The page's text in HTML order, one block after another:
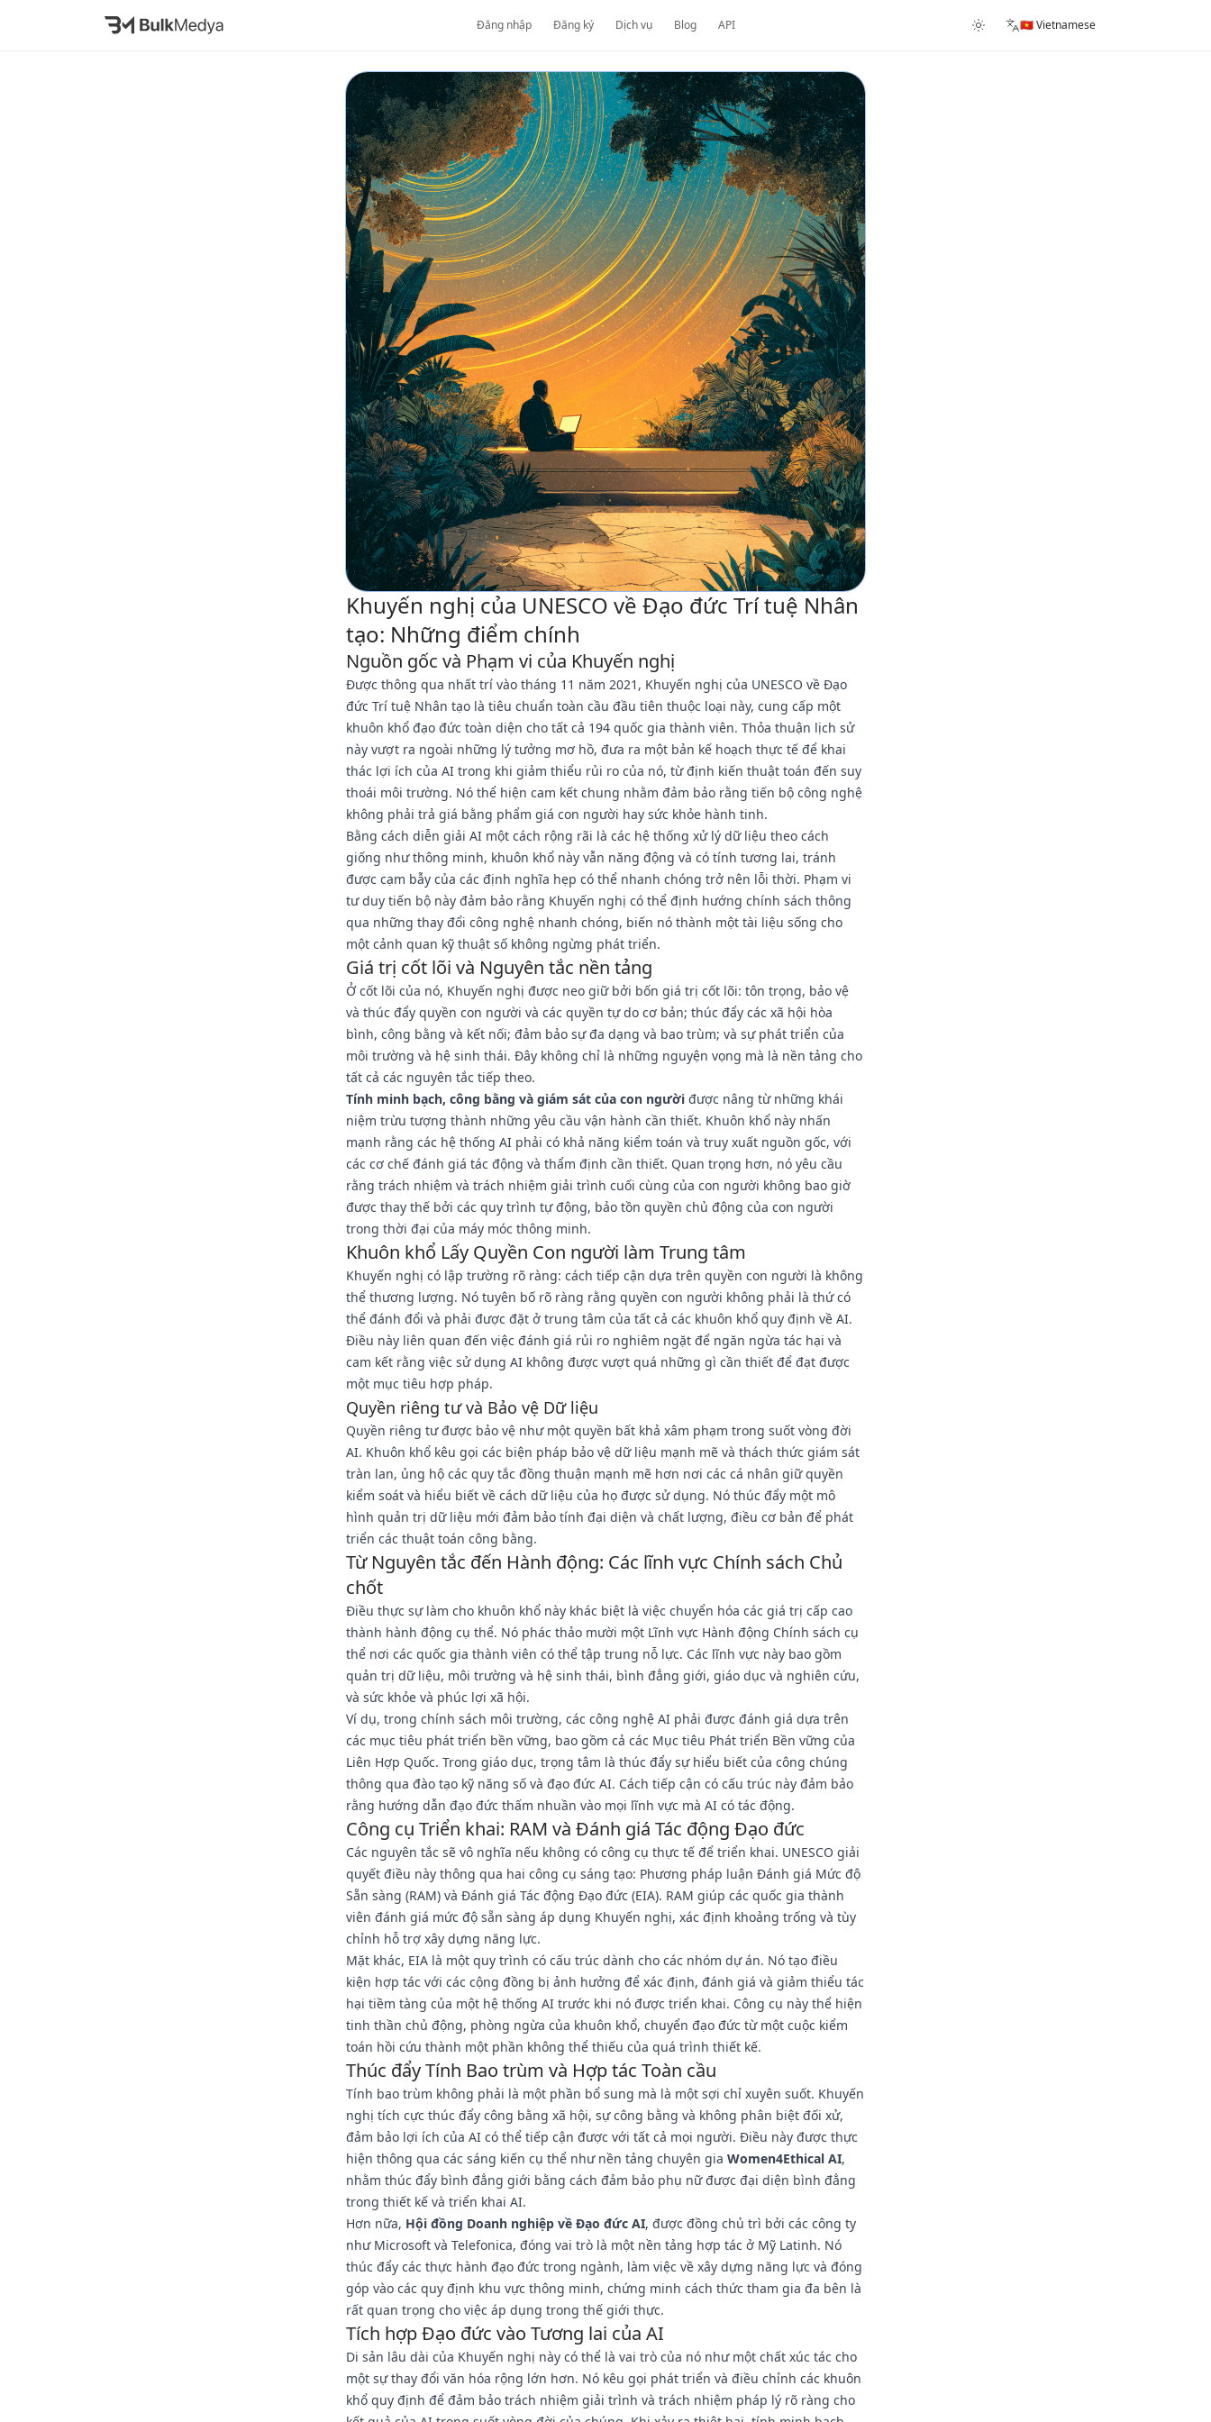
Đăng nhập Đăng ký Dịch vụ Blog API 🇻🇳 Vietnamese
Khuyến nghị của UNESCO về Đạo đức Trí tuệ Nhân
tạo: Những điểm chính
Nguồn gốc và Phạm vi của Khuyến nghị
Được thông qua nhất trí vào tháng 11 năm 2021, Khuyến nghị của UNESCO về Đạo
đức Trí tuệ Nhân tạo là tiêu chuẩn toàn cầu đầu tiên thuộc loại này, cung cấp một
khuôn khổ đạo đức toàn diện cho tất cả 194 quốc gia thành viên. Thỏa thuận lịch sử
này vượt ra ngoài những lý tưởng mơ hồ, đưa ra một bản kế hoạch thực tế để khai
thác lợi ích của AI trong khi giảm thiểu rủi ro của nó, từ định kiến thuật toán đến suy
thoái môi trường. Nó thể hiện cam kết chung nhằm đảm bảo rằng tiến bộ công nghệ
không phải trả giá bằng phẩm giá con người hay sức khỏe hành tinh.
Bằng cách diễn giải AI một cách rộng rãi là các hệ thống xử lý dữ liệu theo cách
giống như thông minh, khuôn khổ này vẫn năng động và có tính tương lai, tránh
được cạm bẫy của các định nghĩa hẹp có thể nhanh chóng trở nên lỗi thời. Phạm vi
tư duy tiến bộ này đảm bảo rằng Khuyến nghị có thể định hướng chính sách thông
qua những thay đổi công nghệ nhanh chóng, biến nó thành một tài liệu sống cho
một cảnh quan kỹ thuật số không ngừng phát triển.
Giá trị cốt lõi và Nguyên tắc nền tảng
Ở cốt lõi của nó, Khuyến nghị được neo giữ bởi bốn giá trị cốt lõi: tôn trọng, bảo vệ
và thúc đẩy quyền con người và các quyền tự do cơ bản; thúc đẩy các xã hội hòa
bình, công bằng và kết nối; đảm bảo sự đa dạng và bao trùm; và sự phát triển của
môi trường và hệ sinh thái. Đây không chỉ là những nguyện vọng mà là nền tảng cho
tất cả các nguyên tắc tiếp theo.
Tính minh bạch, công bằng và giám sát của con người được nâng từ những khái
niệm trừu tượng thành những yêu cầu vận hành cần thiết. Khuôn khổ này nhấn
mạnh rằng các hệ thống AI phải có khả năng kiểm toán và truy xuất nguồn gốc, với
các cơ chế đánh giá tác động và thẩm định cần thiết. Quan trọng hơn, nó yêu cầu
rằng trách nhiệm và trách nhiệm giải trình cuối cùng của con người không bao giờ
được thay thế bởi các quy trình tự động, bảo tồn quyền chủ động của con người
trong thời đại của máy móc thông minh.
Khuôn khổ Lấy Quyền Con người làm Trung tâm
Khuyến nghị có lập trường rõ ràng: cách tiếp cận dựa trên quyền con người là không
thể thương lượng. Nó tuyên bố rõ ràng rằng quyền con người không phải là thứ có
thể đánh đổi và phải được đặt ở trung tâm của tất cả các khuôn khổ quy định về AI.
Điều này liên quan đến việc đánh giá rủi ro nghiêm ngặt để ngăn ngừa tác hại và
cam kết rằng việc sử dụng AI không được vượt quá những gì cần thiết để đạt được
một mục tiêu hợp pháp.
Quyền riêng tư và Bảo vệ Dữ liệu
Quyền riêng tư được bảo vệ như một quyền bất khả xâm phạm trong suốt vòng đời
AI. Khuôn khổ kêu gọi các biện pháp bảo vệ dữ liệu mạnh mẽ và thách thức giám sát
tràn lan, ủng hộ các quy tắc đồng thuận mạnh mẽ hơn nơi các cá nhân giữ quyền
kiểm soát và hiểu biết về cách dữ liệu của họ được sử dụng. Nó thúc đẩy một mô
hình quản trị dữ liệu mới đảm bảo tính đại diện và chất lượng, điều cơ bản để phát
triển các thuật toán công bằng.
Từ Nguyên tắc đến Hành động: Các lĩnh vực Chính sách Chủ
chốt
Điều thực sự làm cho khuôn khổ này khác biệt là việc chuyển hóa các giá trị cấp cao
thành hành động cụ thể. Nó phác thảo mười một Lĩnh vực Hành động Chính sách cụ
thể nơi các quốc gia thành viên có thể tập trung nỗ lực. Các lĩnh vực này bao gồm
quản trị dữ liệu, môi trường và hệ sinh thái, bình đẳng giới, giáo dục và nghiên cứu,
và sức khỏe và phúc lợi xã hội.
Ví dụ, trong chính sách môi trường, các công nghệ AI phải được đánh giá dựa trên
các mục tiêu phát triển bền vững, bao gồm cả các Mục tiêu Phát triển Bền vững của
Liên Hợp Quốc. Trong giáo dục, trọng tâm là thúc đẩy sự hiểu biết của công chúng
thông qua đào tạo kỹ năng số và đạo đức AI. Cách tiếp cận có cấu trúc này đảm bảo
rằng hướng dẫn đạo đức thấm nhuần vào mọi lĩnh vực mà AI có tác động.
Công cụ Triển khai: RAM và Đánh giá Tác động Đạo đức
Các nguyên tắc sẽ vô nghĩa nếu không có công cụ thực tế để triển khai. UNESCO giải
quyết điều này thông qua hai công cụ sáng tạo: Phương pháp luận Đánh giá Mức độ
Sẵn sàng (RAM) và Đánh giá Tác động Đạo đức (EIA). RAM giúp các quốc gia thành
viên đánh giá mức độ sẵn sàng áp dụng Khuyến nghị, xác định khoảng trống và tùy
chỉnh hỗ trợ xây dựng năng lực.
Mặt khác, EIA là một quy trình có cấu trúc dành cho các nhóm dự án. Nó tạo điều
kiện hợp tác với các cộng đồng bị ảnh hưởng để xác định, đánh giá và giảm thiểu tác
hại tiềm tàng của một hệ thống AI trước khi nó được triển khai. Công cụ này thể hiện
tinh thần chủ động, phòng ngừa của khuôn khổ, chuyển đạo đức từ một cuộc kiểm
toán hồi cứu thành một phần không thể thiếu của quá trình thiết kế.
Thúc đẩy Tính Bao trùm và Hợp tác Toàn cầu
Tính bao trùm không phải là một phần bổ sung mà là một sợi chỉ xuyên suốt. Khuyến
nghị tích cực thúc đẩy công bằng xã hội, sự công bằng và không phân biệt đối xử,
đảm bảo lợi ích của AI có thể tiếp cận được với tất cả mọi người. Điều này được thực
hiện thông qua các sáng kiến cụ thể như nền tảng chuyên gia Women4Ethical AI,
nhằm thúc đẩy bình đẳng giới bằng cách đảm bảo phụ nữ được đại diện bình đẳng
trong thiết kế và triển khai AI.
Hơn nữa, Hội đồng Doanh nghiệp về Đạo đức AI, được đồng chủ trì bởi các công ty
như Microsoft và Telefonica, đóng vai trò là một nền tảng hợp tác ở Mỹ Latinh. Nó
thúc đẩy các thực hành đạo đức trong ngành, làm việc về xây dựng năng lực và đóng
góp vào các quy định khu vực thông minh, chứng minh cách thức tham gia đa bên là
rất quan trọng cho việc áp dụng trong thế giới thực.
Tích hợp Đạo đức vào Tương lai của AI
Di sản lâu dài của Khuyến nghị này có thể là vai trò của nó như một chất xúc tác cho
một sự thay đổi văn hóa rộng lớn hơn. Nó kêu gọi phát triển và điều chỉnh các khuôn
khổ quy định để đảm bảo trách nhiệm giải trình và trách nhiệm pháp lý rõ ràng cho